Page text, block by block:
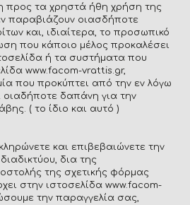
προς τα χρηστά ήθη χρήση της
παραβιάζουν οιασδήποτε
και, ιδιαίτερα, το προσωπικό
που κάποιο μέλος προκαλέσει
ή τα συστήματα που
www.facom-vrattis.gr,
που προκύπτει από την εν λόγω
οιαδήποτε δαπάνη για την
( το ίδιο και αυτό )
και επιβεβαιώνετε την
δια της
της σχετικής φόρμας
στην ιστοσελίδα www.facom-
την παραγγελία σας,